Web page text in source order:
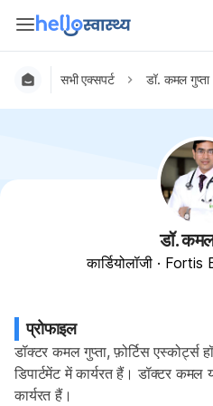
सभी एक्सपर्ट डॉ. कमल गुप्ता
डॉ. कमल
कार्डियोलॉजी · Fortis
प्रोफाइल
डॉक्टर कमल गुप्ता, फ़ोर्टिस एस्कोर्ट्स
डिपार्टमेंट में कार्यरत हैं। डॉक्टर
कार्यरत हैं।